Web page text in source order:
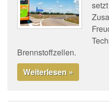
Brennstoffzellen.
Weiterlesen »